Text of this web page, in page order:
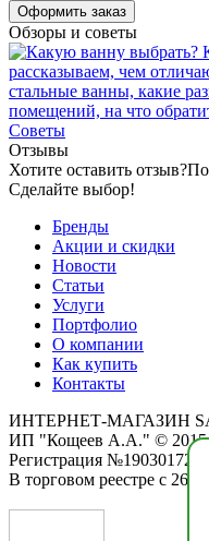
Оформить заказ
Обзоры и советы
рассказываем, чем
стальные ванны, какие
помещений, на что
Советы
Отзывы
Хотите оставить отзыв?
Сделайте выбор!
Бренды
Акции и скидки
Новости
Статьи
Услуги
Портфолио
О компании
Как купить
Контакты
ИНТЕРНЕТ-МАГАЗИН
ИП "Кощеев А.А." ©
Регистрация №190301725
В торговом реестре с